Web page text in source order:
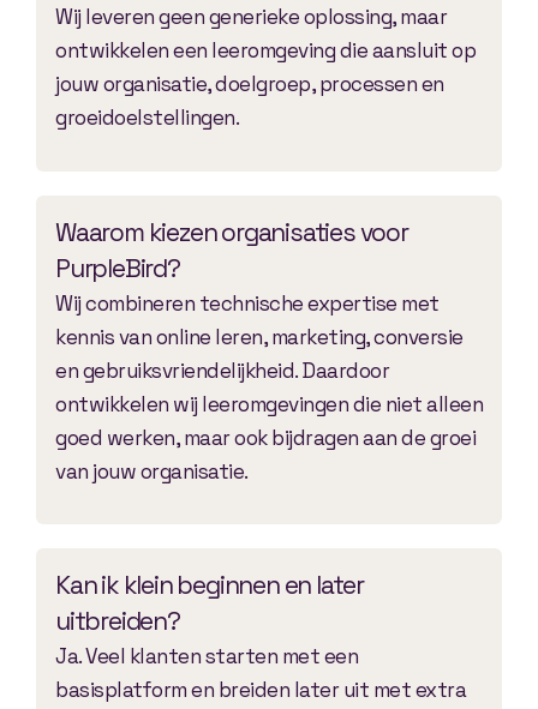
Wij leveren geen generieke oplossing, maar
ontwikkelen een leeromgeving die aansluit op
jouw organisatie, doelgroep, processen en
groeidoelstellingen.
Waarom kiezen organisaties voor
PurpleBird?
Wij combineren technische expertise met
kennis van online leren, marketing, conversie
en gebruiksvriendelijkheid. Daardoor
ontwikkelen wij leeromgevingen die niet alleen
goed werken, maar ook bijdragen aan de groei
van jouw organisatie.
Kan ik klein beginnen en later
uitbreiden?
Ja. Veel klanten starten met een
basisplatform en breiden later uit met extra